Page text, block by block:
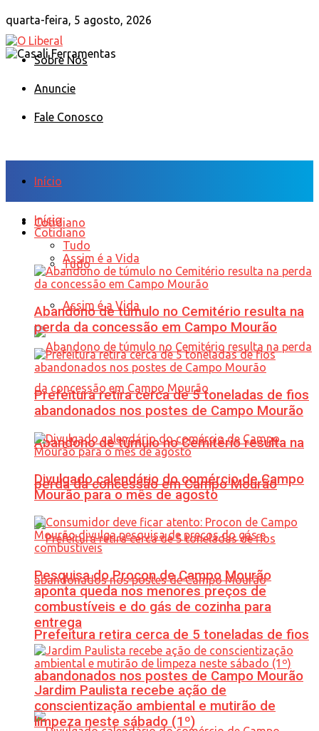
quarta-feira, 5 agosto, 2026
Sobre Nós
Anuncie
Fale Conosco
Início
Cotidiano
Tudo
Assim é a Vida
Abandono de túmulo no Cemitério resulta na
perda da concessão em Campo Mourão
Prefeitura retira cerca de 5 toneladas de fios
abandonados nos postes de Campo Mourão
Início
Cotidiano
Tudo
Assim é a Vida
Abandono de túmulo no Cemitério resulta na
perda da concessão em Campo Mourão
Prefeitura retira cerca de 5 toneladas de fios
abandonados nos postes de Campo Mourão
Divulgado calendário do comércio de Campo
Mourão para o mês de agosto
Pesquisa do Procon de Campo Mourão
aponta queda nos menores preços de
combustíveis e do gás de cozinha para
entrega
Jardim Paulista recebe ação de
conscientização ambiental e mutirão de
limpeza neste sábado (1º)